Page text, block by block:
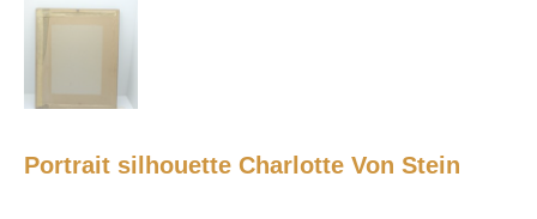
Portrait silhouette Charlotte Von Stein